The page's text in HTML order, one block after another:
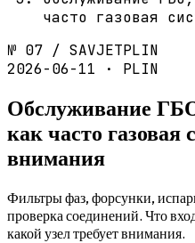
часто газовая
№ 07 / SAVJETPLIN
2026-06-11 · PLIN
Обслуживание
как часто газовая
внимания
Фильтры фаз, форсунки,
проверка соединений. Что
какой узел требует внимания.